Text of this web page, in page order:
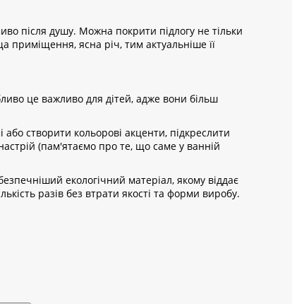
після душу. Можна покрити підлогу не тільки
приміщення, ясна річ, тим актуальніше її
це важливо для дітей, адже вони більш
створити кольорові акценти, підкреслити
(пам'ятаємо про те, що саме у ванній
екологічний матеріал, якому віддає
разів без втрати якості та форми виробу.